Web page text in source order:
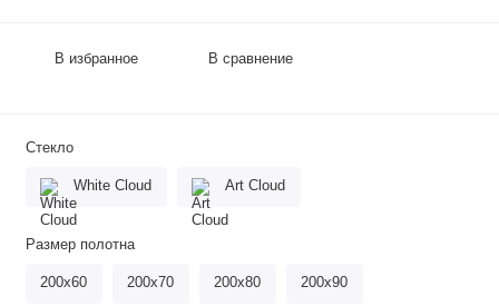
В избранное В сравнение
Стекло
White Cloud Art Cloud
Размер полотна
200х60 200х70 200х80 200х90